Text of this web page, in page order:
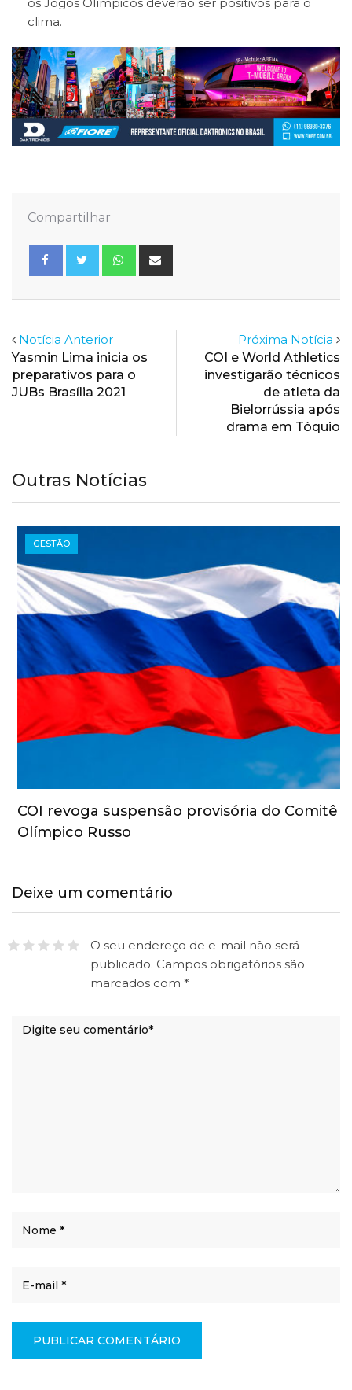
clima.
Compartilhar
Whatsapp
Notícia Anterior
Yasmin Lima inicia os
preparativos para o
JUBs Brasília 2021
Próxima Notícia
COI e World Athletics
investigarão técnicos
de atleta da
Bielorrússia após
drama em Tóquio
Outras Notícias
GESTÃO
COI revoga suspensão provisória do Comitê
Olímpico Russo
Deixe um comentário
O seu endereço de e-mail não será
publicado. Campos obrigatórios são
marcados com *